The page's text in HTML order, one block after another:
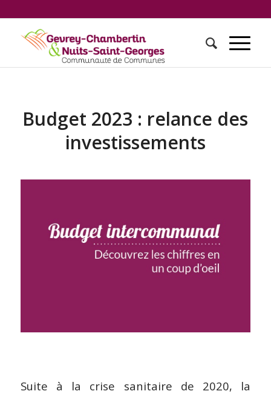
Budget 2023 : relance des
investissements
Suite à la crise sanitaire de 2020, la